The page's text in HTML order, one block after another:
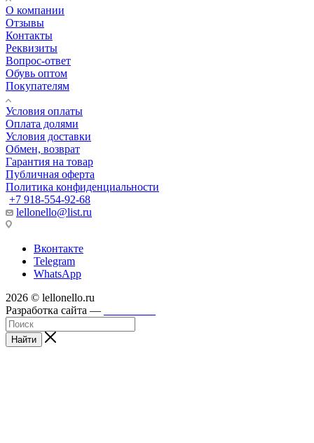
О компании
Отзывы
Контакты
Реквизиты
Вопрос-ответ
Обувь оптом
Покупателям
Условия оплаты
Оплата долями
Условия доставки
Обмен, возврат
Гарантия на товар
Публичная оферта
Политика конфиденциальности
+7 918-554-92-68
lellonello@list.ru
Вконтакте
Telegram
WhatsApp
2026 © lellonello.ru
Разработка сайта —
Найти